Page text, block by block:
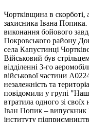
Чортківщина в
захисника Івана
виконання бойового
Покровського району
села Капустинці
Військовий був
відділенні 3-го
військової частини
незалежність та
повідомили у групі
втратила одного зі
Іван Попик – випускник
інституту